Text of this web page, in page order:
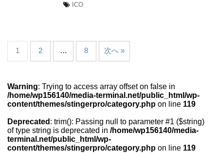
ICO
1 2 … 8 次へ »
Warning: Trying to access array offset on false in
/home/wp156140/media-terminal.net/public_html/wp-
content/themes/stingerpro/category.php on line 119
Deprecated : trim(): Passing null to parameter #1 ($string)
of type string is deprecated in /home/wp156140/media-
terminal.net/public_html/wp-
content/themes/stingerpro/category.php on line 119